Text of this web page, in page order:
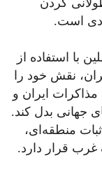
کردن
است.
با استفاده از
نقش خود را
ایران و
جهانی بدل کند.
منطقه‌ای،
غرب قرار دارد.